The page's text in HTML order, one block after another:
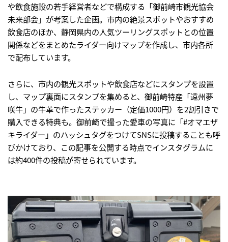
や飲食施設の若手経営者などで構成する「御前崎市観光協会
未来部会」が考案した企画。市内の絶景スポットやおすすめ
飲食店のほか、静岡県内の人気ツーリングスポットとの位置
関係などをまとめたライダー向けマップを作成し、市内各所
で配布しています。
さらに、市内の観光スポットや飲食店などにスタンプを設置
し、マップ裏面にスタンプを集めると、御前崎特産「遠州夢
咲牛」の牛革で作ったステッカー（定価1000円）を2割引きで
購入できる特典も。御前崎で撮った愛車の写真に「#オマエザ
キライダー」のハッシュタグをつけてSNSに投稿することも呼
びかけており、この記事を公開する時点でインスタグラムに
は約400件の投稿が寄せられています。